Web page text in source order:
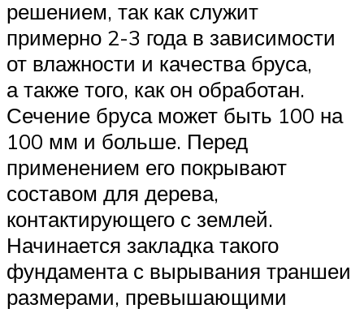
решением, так как служит
примерно 2-3 года в зависимости
от влажности и качества бруса,
а также того, как он обработан.
Сечение бруса может быть 100 на
100 мм и больше. Перед
применением его покрывают
составом для дерева,
контактирующего с землей.
Начинается закладка такого
фундамента с вырывания траншеи
размерами, превышающими